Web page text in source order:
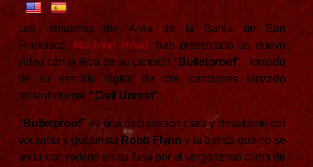
r
e
e
o
o
k
e
Los metaleros del Área de la Bahía de San
Francisco,
Machine Head , han presentado un nuevo
video con la letra de su canción “Bulletproof” , tomado
de su sencillo digital de dos canciones lanzado
recientemente “Civil Unrest”.
“Bulletproof” es una declaración clara y desafiante del
vocalista y guitarrista Robb Flynn y la banda que no se
anda con rodeos en su furia por el vergonzoso clima de